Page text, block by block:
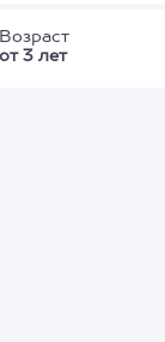
Возраст
от 3 лет